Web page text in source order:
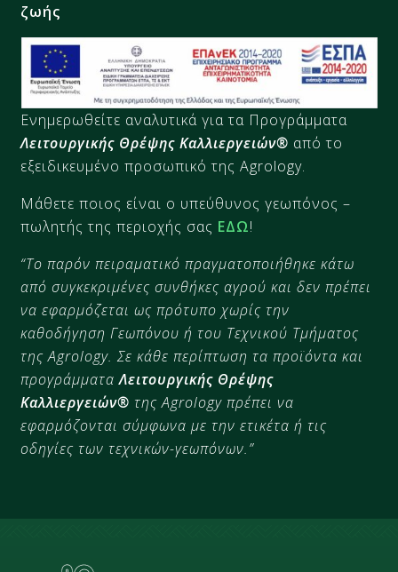
ζωής
Ενημερωθείτε αναλυτικά για τα Προγράμματα
Λειτουργικής Θρέψης Καλλιεργειών® από το
εξειδικευμένο προσωπικό της Agrology.
Μάθετε ποιος είναι ο υπεύθυνος γεωπόνος –
πωλητής της περιοχής σας ΕΔΩ!
“Το παρόν πειραματικό πραγματοποιήθηκε κάτω
από συγκεκριμένες συνθήκες αγρού και δεν πρέπει
να εφαρμόζεται ως πρότυπο χωρίς την
καθοδήγηση Γεωπόνου ή του Τεχνικού Τμήματος
της Agrology. Σε κάθε περίπτωση τα προϊόντα και
προγράμματαΛειτουργικής Θρέψης
Καλλιεργειών® της Agrology πρέπει να
εφαρμόζονται σύμφωνα με την ετικέτα ή τις
οδηγίες των τεχνικών-γεωπόνων.”